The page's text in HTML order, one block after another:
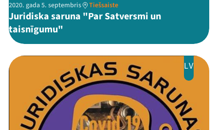
2020. gada 5. septembris Tiešsaiste
Juridiska saruna "Par Satversmi un
taisnīgumu"
LV